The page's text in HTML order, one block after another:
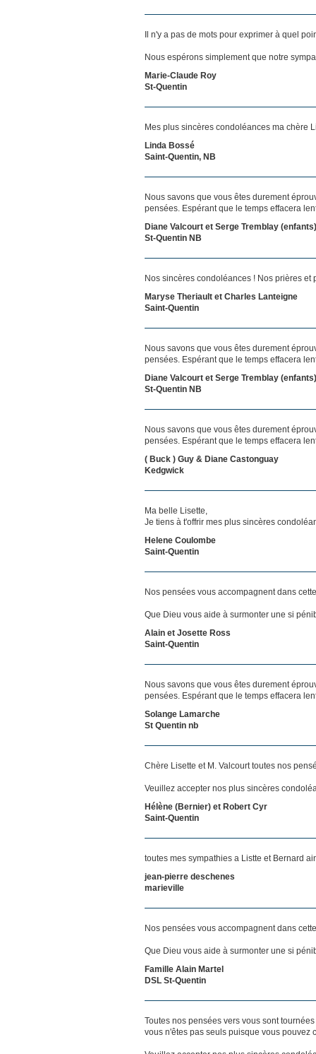
Il n'y a pas de mots pour exprimer à quel
Nous espérons simplement que notre
Marie-Claude Roy
St-Quentin
Mes plus sincères condoléances ma chère
Linda Bossé
Saint-Quentin, NB
Nous savons que vous êtes durement
pensées. Espérant que le temps effacera
Diane Valcourt et Serge Tremblay (enfants)
St-Quentin NB
Nos sincères condoléances ! Nos prières et
Maryse Theriault et Charles Lanteigne
Saint-Quentin
Nous savons que vous êtes durement
pensées. Espérant que le temps effacera
Diane Valcourt et Serge Tremblay (enfants)
St-Quentin NB
Nous savons que vous êtes durement
pensées. Espérant que le temps effacera
( Buck ) Guy & Diane Castonguay
Kedgwick
Ma belle Lisette,
Je tiens à t'offrir mes plus sincères
Helene Coulombe
Saint-Quentin
Nos pensées vous accompagnent dans
Que Dieu vous aide à surmonter une si
Alain et Josette Ross
Saint-Quentin
Nous savons que vous êtes durement
pensées. Espérant que le temps effacera
Solange Lamarche
St Quentin nb
Chère Lisette et M. Valcourt toutes nos
Veuillez accepter nos plus sincères
Hélène (Bernier) et Robert Cyr
Saint-Quentin
toutes mes sympathies a Listte et Bernard
jean-pierre deschenes
marieville
Nos pensées vous accompagnent dans
Que Dieu vous aide à surmonter une si
Famille Alain Martel
DSL St-Quentin
Toutes nos pensées vers vous sont
vous n'êtes pas seuls puisque vous pouvez